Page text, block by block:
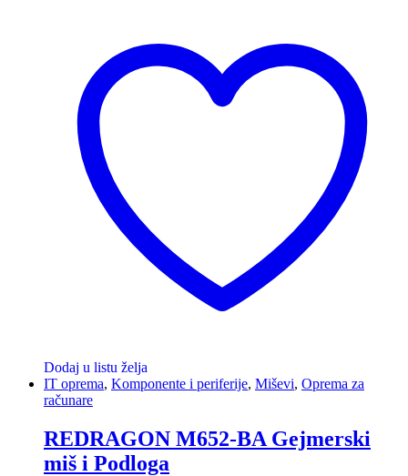
Dodaj u listu želja
IT oprema, Komponente i periferije, Miševi, Oprema za
računare
REDRAGON M652-BA Gejmerski
miš i Podloga